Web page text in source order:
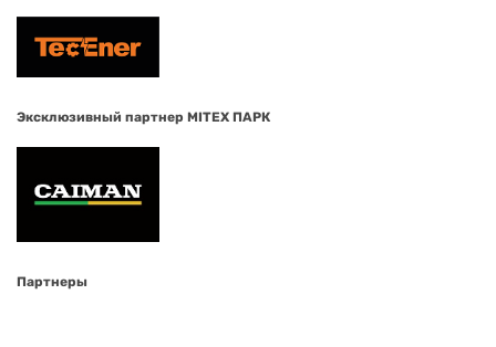
Эксклюзивный партнер MITEX ПАРК
Партнеры